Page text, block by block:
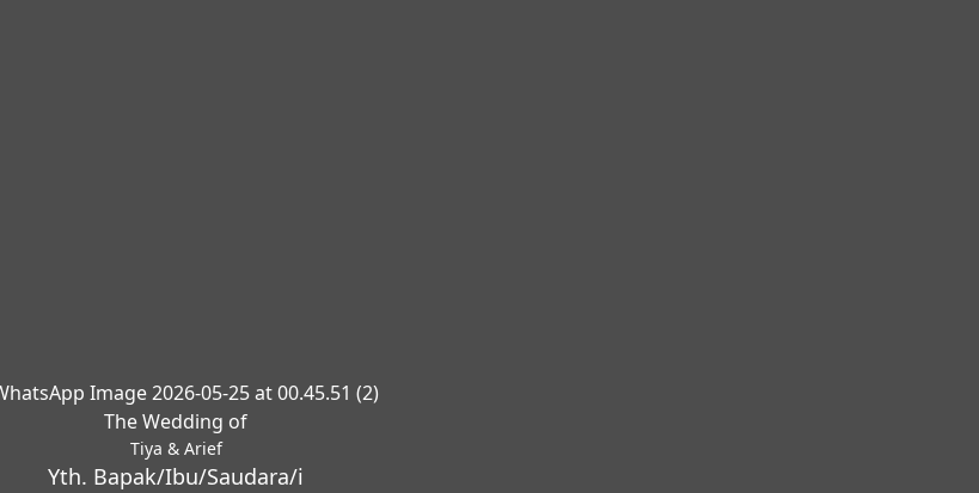
The Wedding of
Tiya & Arief
Yth. Bapak/Ibu/Saudara/i